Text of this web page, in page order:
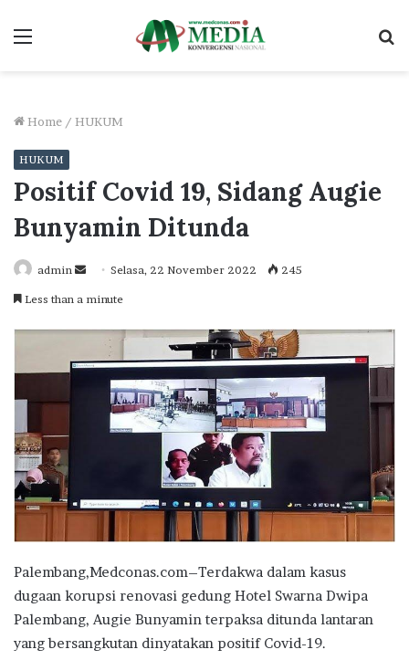
Menu
Home / HUKUM
HUKUM
Positif Covid 19, Sidang Augie
Bunyamin Ditunda
admin
Send Selasa, 22 November 2022 245
Less than a minute
Palembang,Medconas.com–Terdakwa dalam kasus
dugaan korupsi renovasi gedung Hotel Swarna Dwipa
Palembang, Augie Bunyamin terpaksa ditunda lantaran
yang bersangkutan dinyatakan positif Covid-19.